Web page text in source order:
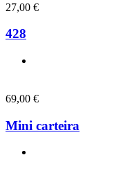
27,00 €
428
69,00 €
Mini carteira